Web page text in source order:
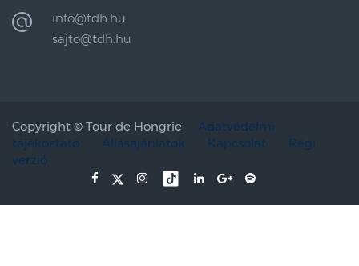
info@tdh.hu
sajto@tdh.hu
Copyright © Tour de Hongrie
Adatvédelmi
tájékoztató
Állásajánlatok Kapcsolat
Régi
verzió